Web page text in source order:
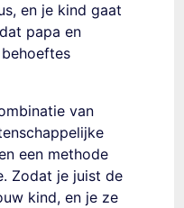
en je kind gaat
papa en
van
een methode
Zodat je juist de
kind, en je ze